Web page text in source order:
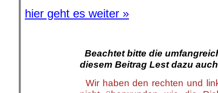
hier geht es weiter »
Beachtet bitte die
diesem Beitrag Lest dazu
Wir haben den rechten und